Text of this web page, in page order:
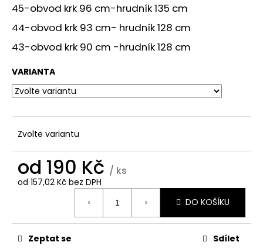
45-obvod krk 96 cm-hrudník 135 cm
44-obvod krk 93 cm- hrudník 128 cm
43-obvod krk 90 cm -hrudník 128 cm
VARIANTA
Zvolte variantu
od 190 Kč / ks
od 157,02 Kč bez DPH
DO KOŠÍKU
Zeptat se Sdílet
D
o
p
r
u
č
u
e
m
e
RUKÁV
200